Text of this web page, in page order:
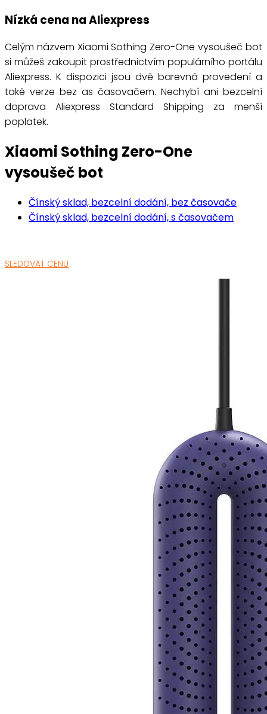
Nízká cena na Aliexpress
Celým názvem Xiaomi Sothing Zero-One vysoušeč bot
si můžeš zakoupit prostřednictvím populárního portálu
Aliexpress. K dispozici jsou dvě barevná provedení a
také verze bez as časovačem. Nechybí ani bezcelní
doprava Aliexpress Standard Shipping za menší
poplatek.
Xiaomi Sothing Zero-One
vysoušeč bot
Čínský sklad, bezcelní dodání, bez časovače
Čínský sklad, bezcelní dodání, s časovačem
SLEDOVAT CENU